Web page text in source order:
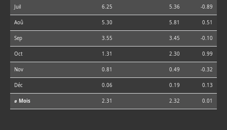
Juil 6.25 5.36 -0.89
Aoû 5.30 5.81 0.51
Sep 3.55 3.45 -0.10
Oct 1.31 2.30 0.99
Nov 0.81 0.49 -0.32
Déc 0.06 0.19 0.13
⌀ Mois 2.31 2.32 0.01